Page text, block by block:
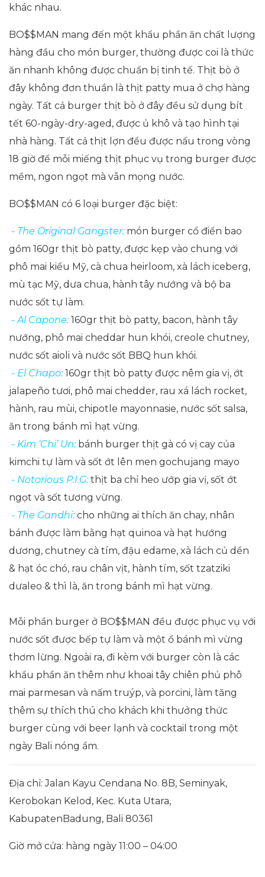
khác nhau.
BO$$MAN mang đến một khẩu phần ăn chất lượng
hàng đầu cho món burger, thường được coi là thức
ăn nhanh không được chuẩn bị tinh tế. Thịt bò ở
đây không đơn thuần là thịt patty mua ở chợ hàng
ngày. Tất cả burger thịt bò ở đây đều sử dụng bít
tết 60-ngày-dry-aged, được ủ khô và tạo hình tại
nhà hàng. Tất cả thịt lợn đều được nấu trong vòng
18 giờ để mỗi miếng thịt phục vụ trong burger được
mềm, ngon ngọt mà vẫn mọng nước.
BO$$MAN có 6 loại burger đặc biệt:
- The Original Gangster:món burger cổ điển bao
gồm 160gr thịt bò patty, được kẹp vào chung với
phô mai kiểu Mỹ, cà chua heirloom, xà lách iceberg,
mù tạc Mỹ, dưa chua, hành tây nướng và bộ ba
nước sốt tự làm.
- Al Capone:160gr thịt bò patty, bacon, hành tây
nướng, phô mai cheddar hun khói, creole chutney,
nước sốt aioli và nước sốt BBQ hun khói.
- El Chapo:160gr thịt bò patty được nêm gia vị, ớt
jalapeño tươi, phô mai chedder, rau xá lách rocket,
hành, rau mùi, chipotle mayonnasie, nước sốt salsa,
ăn trong bánh mì hạt vừng.
- Kim ‘Chi’ Un:bánh burger thịt gà có vị cay của
kimchi tự làm và sốt ớt lên men gochujang mayo
- Notorious P.I.G:thịt ba chỉ heo ướp gia vị, sốt ớt
ngọt và sốt tương vừng.
- The Gandhi:cho những ai thích ăn chay, nhân
bánh được làm bằng hạt quinoa và hạt hướng
dương, chutney cà tím, đậu edame, xà lách củ dền
& hạt óc chó, rau chân vịt, hành tím, sốt tzatziki
dưaleo & thì là, ăn trong bánh mì hạt vừng.
Mỗi phần burger ở BO$$MAN đều được phục vụ với
nước sốt được bếp tự làm và một ổ bánh mì vừng
thơm lừng. Ngoài ra, đi kèm với burger còn là các
khẩu phần ăn thêm như khoai tây chiên phủ phô
mai parmesan và nấm truýp, và porcini, làm tăng
thêm sự thích thú cho khách khi thưởng thức
burger cùng với beer lạnh và cocktail trong một
ngày Bali nóng ẩm.
Địa chỉ: Jalan Kayu Cendana No. 8B, Seminyak,
Kerobokan Kelod, Kec. Kuta Utara,
KabupatenBadung, Bali 80361
Giờ mở cửa: hàng ngày 11:00 – 04:00